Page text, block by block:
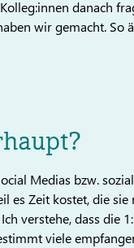
danach
wir gemacht. So
Medias bzw.
Zeit kostet, die
verstehe, dass die
viele